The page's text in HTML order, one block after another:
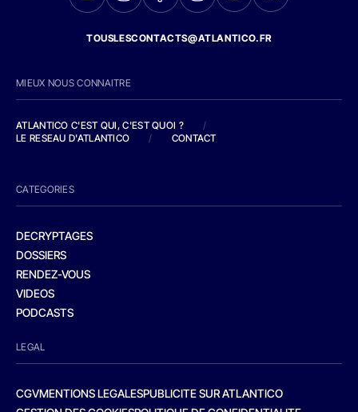
TOUSLESCONTACTS@ATLANTICO.FR
MIEUX NOUS CONNAITRE
ATLANTICO C'EST QUI, C'EST QUOI ?
/
LE RESEAU D'ATLANTICO
/ CONTACT
CATEGORIES
DECRYPTAGES
DOSSIERS
RENDEZ-VOUS
VIDEOS
PODCASTS
LEGAL
CGVMENTIONS LEGALESPUBLICITE SUR ATLANTICO